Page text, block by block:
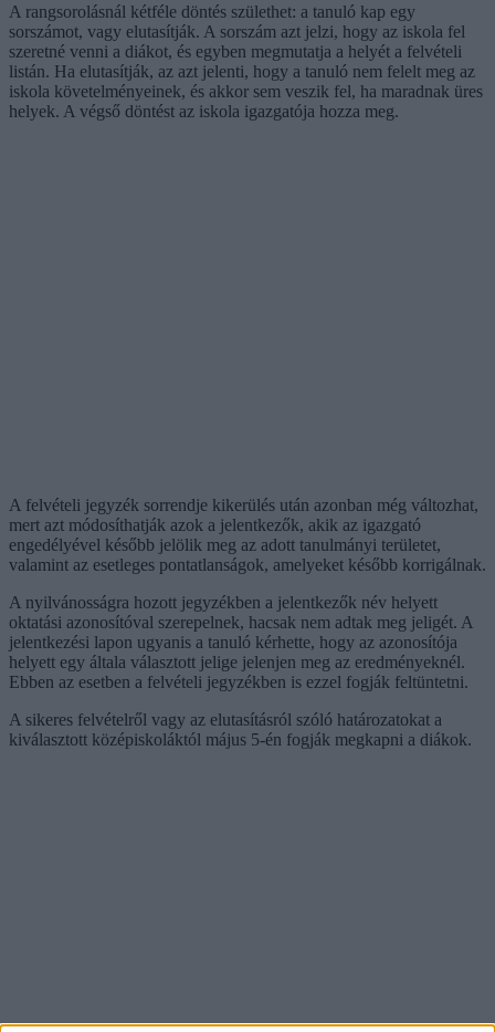
A rangsorolásnál kétféle döntés születhet: a tanuló kap egy
sorszámot, vagy elutasítják. A sorszám azt jelzi, hogy az iskola fel
szeretné venni a diákot, és egyben megmutatja a helyét a felvételi
listán. Ha elutasítják, az azt jelenti, hogy a tanuló nem felelt meg az
iskola követelményeinek, és akkor sem veszik fel, ha maradnak üres
helyek. A végső döntést az iskola igazgatója hozza meg.
A felvételi jegyzék sorrendje kikerülés után azonban még változhat,
mert azt módosíthatják azok a jelentkezők, akik az igazgató
engedélyével később jelölik meg az adott tanulmányi területet,
valamint az esetleges pontatlanságok, amelyeket később korrigálnak.
A nyilvánosságra hozott jegyzékben a jelentkezők név helyett
oktatási azonosítóval szerepelnek, hacsak nem adtak meg jeligét. A
jelentkezési lapon ugyanis a tanuló kérhette, hogy az azonosítója
helyett egy általa választott jelige jelenjen meg az eredményeknél.
Ebben az esetben a felvételi jegyzékben is ezzel fogják feltüntetni.
A sikeres felvételről vagy az elutasításról szóló határozatokat a
kiválasztott középiskoláktól május 5-én fogják megkapni a diákok.